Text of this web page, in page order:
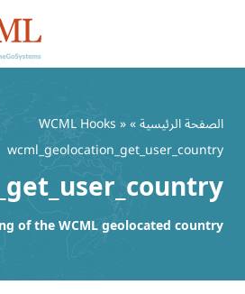
»
WCML Hooks»
overriding of the WCML